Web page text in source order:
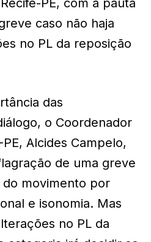
caso não haja
no PL da reposição
das
o Coordenador
Alcides Campelo,
de uma greve
do movimento por
e isonomia. Mas
no PL da